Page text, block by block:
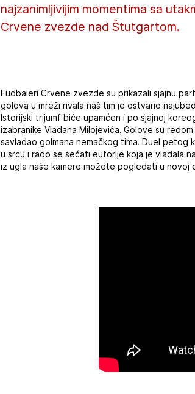
najzanimljivijim momentima sa
Crvene zvezde nad Štutgartom.
Fudbaleri Crvene zvezde su prikazali sjajnu
golova u mreži rivala naš tim je ostvario
Istorijski trijumf biće upamćen i po sjajnoj
izabranike Vladana Milojevića. Golove su
savladao golmana nemačkog tima. Duel petog
u srcu i rado se sećati euforije koja je vladala
iz ugla naše kamere možete pogledati u novoj